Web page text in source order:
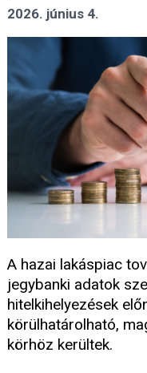
2026. június 4.
A hazai lakáspiac
jegybanki adatok
hitelkihelyezések
körülhatárolható,
körhöz kerültek.